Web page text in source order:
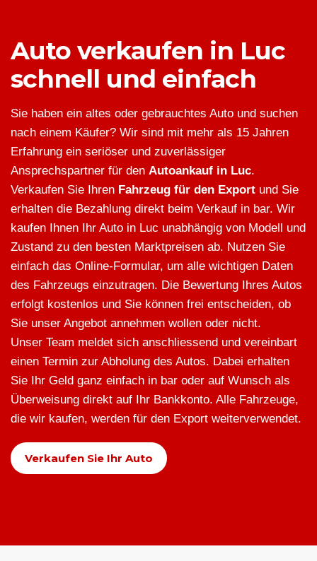
Auto verkaufen in Luc
schnell und einfach
Sie haben ein altes oder gebrauchtes Auto und suchen
nach einem Käufer? Wir sind mit mehr als 15 Jahren
Erfahrung ein seriöser und zuverlässiger
Ansprechspartner für den Autoankauf in Luc.
Verkaufen Sie Ihren Fahrzeug für den Export und Sie
erhalten die Bezahlung direkt beim Verkauf in bar. Wir
kaufen Ihnen Ihr Auto in Luc unabhängig von Modell und
Zustand zu den besten Marktpreisen ab. Nutzen Sie
einfach das Online-Formular, um alle wichtigen Daten
des Fahrzeugs einzutragen. Die Bewertung Ihres Autos
erfolgt kostenlos und Sie können frei entscheiden, ob
Sie unser Angebot annehmen wollen oder nicht.
Unser Team meldet sich anschliessend und vereinbart
einen Termin zur Abholung des Autos. Dabei erhalten
Sie Ihr Geld ganz einfach in bar oder auf Wunsch als
Überweisung direkt auf Ihr Bankkonto. Alle Fahrzeuge,
die wir kaufen, werden für den Export weiterverwendet.
Verkaufen Sie Ihr Auto